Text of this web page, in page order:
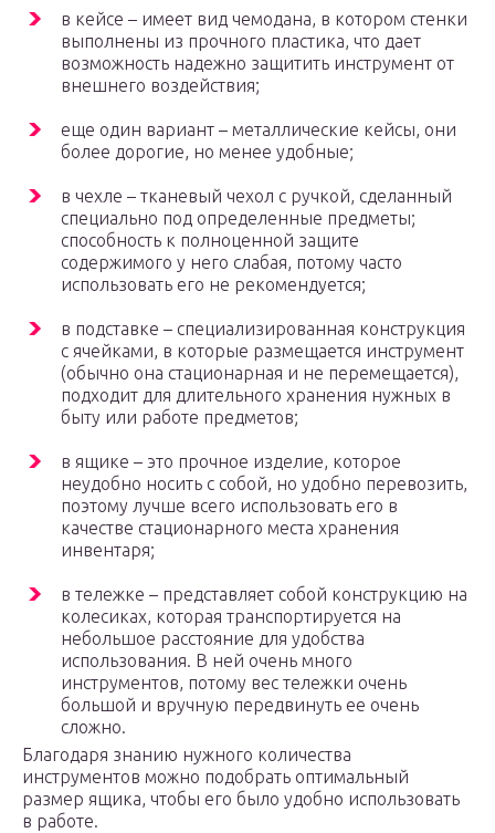
в кейсе – имеет вид чемодана, в котором стенки
выполнены из прочного пластика, что дает
возможность надежно защитить инструмент от
внешнего воздействия;
еще один вариант – металлические кейсы, они
более дорогие, но менее удобные;
в чехле – тканевый чехол с ручкой, сделанный
специально под определенные предметы;
способность к полноценной защите
содержимого у него слабая, потому часто
использовать его не рекомендуется;
в подставке – специализированная конструкция
с ячейками, в которые размещается инструмент
(обычно она стационарная и не перемещается),
подходит для длительного хранения нужных в
быту или работе предметов;
в ящике – это прочное изделие, которое
неудобно носить с собой, но удобно перевозить,
поэтому лучше всего использовать его в
качестве стационарного места хранения
инвентаря;
в тележке – представляет собой конструкцию на
колесиках, которая транспортируется на
небольшое расстояние для удобства
использования. В ней очень много
инструментов, потому вес тележки очень
большой и вручную передвинуть ее очень
сложно.
Благодаря знанию нужного количества
инструментов можно подобрать оптимальный
размер ящика, чтобы его было удобно использовать
в работе.